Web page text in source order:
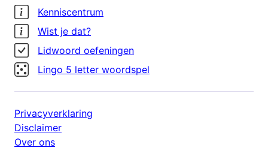
Kenniscentrum
Wist je dat?
Lidwoord oefeningen
Lingo 5 letter woordspel
Privacyverklaring
Disclaimer
Over ons